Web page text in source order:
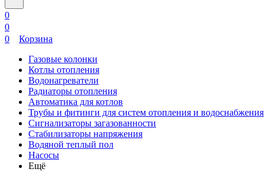
0
0
0
Корзина
Газовые колонки
Котлы отопления
Водонагреватели
Радиаторы отопления
Автоматика для котлов
Трубы и фитинги для систем отопления и водоснабжения
Сигнализаторы загазованности
Стабилизаторы напряжения
Водяной теплый пол
Насосы
Ещё